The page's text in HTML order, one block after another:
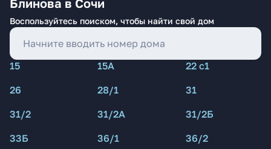
Блинова в Сочи
Воспользуйтесь поиском, чтобы найти свой дом
15 15А
22 с1
26
28/1
31
31/2
31/2А
31/2Б
33Б
36/1
36/2